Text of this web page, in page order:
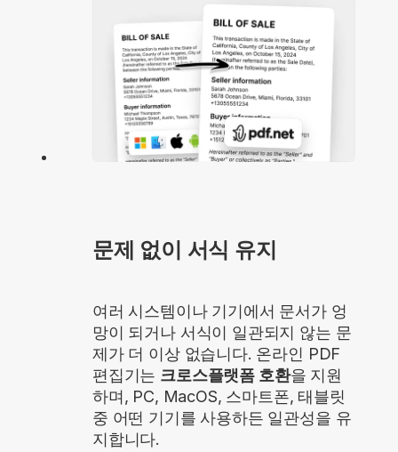
문제 없이 서식 유지
여러 시스템이나 기기에서 문서가 엉
망이 되거나 서식이 일관되지 않는 문
제가 더 이상 없습니다. 온라인 PDF
편집기는 크로스플랫폼 호환을 지원
하며, PC, MacOS, 스마트폰, 태블릿
중 어떤 기기를 사용하든 일관성을 유
지합니다.